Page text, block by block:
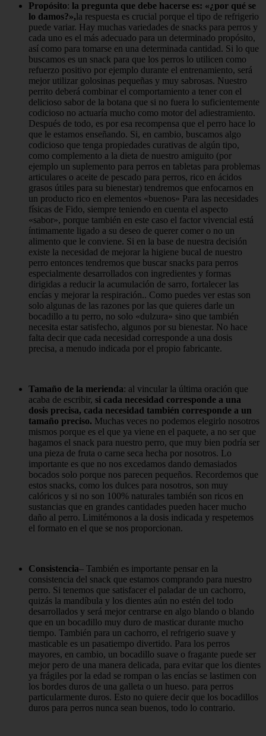
Propósito: la pregunta que debe hacerse es: «¿por qué se
lo damos?»,la respuesta es crucial porque el tipo de refrigerio
puede variar. Hay muchas variedades de snacks para perros y
cada uno es el más adecuado para un determinado propósito,
así como para tomarse en una determinada cantidad. Si lo que
buscamos es un snack para que los perros lo utilicen como
refuerzo positivo por ejemplo durante el entrenamiento, será
mejor utilizar golosinas pequeñas y muy sabrosas. Nuestro
perrito deberá combinar el comportamiento a tener con el
delicioso sabor de la botana que si no fuera lo suficientemente
codicioso no actuaría mucho como motor del adiestramiento.
Después de todo, es por esa recompensa que el perro hace lo
que le estamos enseñando. Si, en cambio, buscamos algo
codicioso que tenga propiedades curativas de algún tipo,
como complemento a la dieta de nuestro amiguito (por
ejemplo un suplemento para perros en tabletas para problemas
articulares o aceite de pescado para perros, rico en ácidos
grasos útiles para su bienestar) tendremos que enfocarnos en
un producto rico en elementos «buenos» Para las necesidades
físicas de Fido, siempre teniendo en cuenta el aspecto
«sabor», porque también en este caso el factor vivencial está
íntimamente ligado a su deseo de querer comer o no un
alimento que le conviene. Si en la base de nuestra decisión
existe la necesidad de mejorar la higiene bucal de nuestro
perro entonces tendremos que buscar snacks para perros
especialmente desarrollados con ingredientes y formas
dirigidas a reducir la acumulación de sarro, fortalecer las
encías y mejorar la respiración.. Como puedes ver estas son
solo algunas de las razones por las que quieres darle un
bocadillo a tu perro, no solo «dulzura» sino que también
necesita estar satisfecho, algunos por su bienestar. No hace
falta decir que cada necesidad corresponde a una dosis
precisa, a menudo indicada por el propio fabricante.
Tamaño de la merienda: al vincular la última oración que
acaba de escribir, si cada necesidad corresponde a una
dosis precisa, cada necesidad también corresponde a un
tamaño preciso. Muchas veces no podemos elegirlo nosotros
mismos porque es el que ya viene en el paquete, a no ser que
hagamos el snack para nuestro perro, que muy bien podría ser
una pieza de fruta o carne seca hecha por nosotros. Lo
importante es que no nos excedamos dando demasiados
bocados solo porque nos parecen pequeños. Recordemos que
estos snacks, como los dulces para nosotros, son muy
calóricos y si no son 100% naturales también son ricos en
sustancias que en grandes cantidades pueden hacer mucho
daño al perro. Limitémonos a la dosis indicada y respetemos
el formato en el que se nos proporcionan.
Consistencia– También es importante pensar en la
consistencia del snack que estamos comprando para nuestro
perro. Si tenemos que satisfacer el paladar de un cachorro,
quizás la mandíbula y los dientes aún no estén del todo
desarrollados y será mejor centrarse en algo blando o blando
que en un bocadillo muy duro de masticar durante mucho
tiempo. También para un cachorro, el refrigerio suave y
masticable es un pasatiempo divertido. Para los perros
mayores, en cambio, un bocadillo suave o fragante puede ser
mejor pero de una manera delicada, para evitar que los dientes
ya frágiles por la edad se rompan o las encías se lastimen con
los bordes duros de una galleta o un hueso. para perros
particularmente duros. Esto no quiere decir que los bocadillos
duros para perros nunca sean buenos, todo lo contrario.